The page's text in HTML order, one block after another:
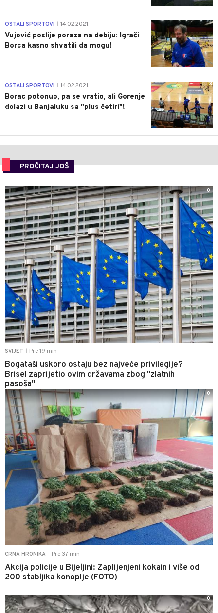
1
OSTALI SPORTOVI 14.02.2021.
Vujović poslije poraza na debiju: Igrači
Borca kasno shvatili da mogu!
3
OSTALI SPORTOVI 14.02.2021.
Borac potonuo, pa se vratio, ali Gorenje
dolazi u Banjaluku sa "plus četiri"!
PROČITAJ JOŠ
SVIJET Pre 19 min
Bogataši uskoro ostaju bez najveće privilegije?
Brisel zaprijetio ovim državama zbog "zlatnih
pasoša"
0
CRNA HRONIKA Pre 37 min
Akcija policije u Bijeljini: Zaplijenjeni kokain i više od
200 stabljika konoplje (FOTO)
0
0